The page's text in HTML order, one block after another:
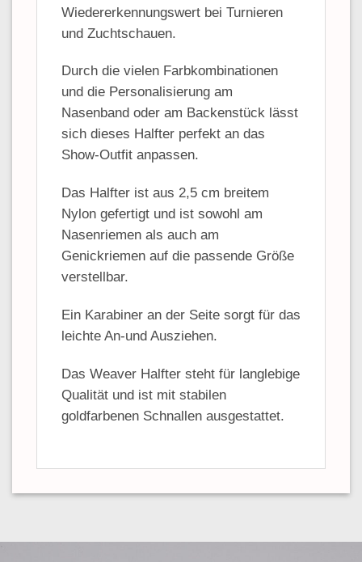
Wiedererkennungswert bei Turnieren
und Zuchtschauen.
Durch die vielen Farbkombinationen
und die Personalisierung am
Nasenband oder am Backenstück lässt
sich dieses Halfter perfekt an das
Show-Outfit anpassen.
Das Halfter ist aus 2,5 cm breitem
Nylon gefertigt und ist sowohl am
Nasenriemen als auch am
Genickriemen auf die passende Größe
verstellbar.
Ein Karabiner an der Seite sorgt für das
leichte An-und Ausziehen.
Das Weaver Halfter steht für langlebige
Qualität und ist mit stabilen
goldfarbenen Schnallen ausgestattet.